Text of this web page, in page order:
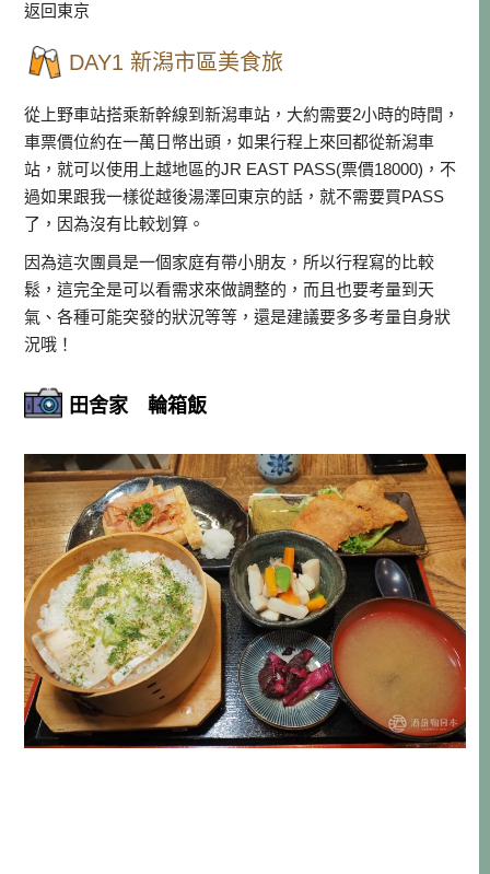
返回東京
DAY1 新潟市區美食旅
從上野車站搭乘新幹線到新潟車站，大約需要2小時的時間，
車票價位約在一萬日幣出頭，如果行程上來回都從新潟車
站，就可以使用上越地區的JR EAST PASS(票價18000)，不
過如果跟我一樣從越後湯澤回東京的話，就不需要買PASS
了，因為沒有比較划算。
因為這次團員是一個家庭有帶小朋友，所以行程寫的比較
鬆，這完全是可以看需求來做調整的，而且也要考量到天
氣、各種可能突發的狀況等等，還是建議要多多考量自身狀
況哦！
田舍家 輪箱飯